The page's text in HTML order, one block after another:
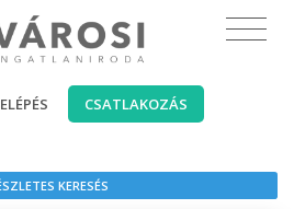
CSATLAKOZÁS
KERESÉS